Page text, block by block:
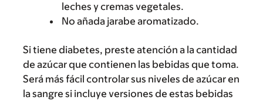
leches y cremas vegetales.
No añada jarabe aromatizado.
Si tiene diabetes, preste atención a la cantidad
de azúcar que contienen las bebidas que toma.
Será más fácil controlar sus niveles de azúcar en
la sangre si incluye versiones de estas bebidas